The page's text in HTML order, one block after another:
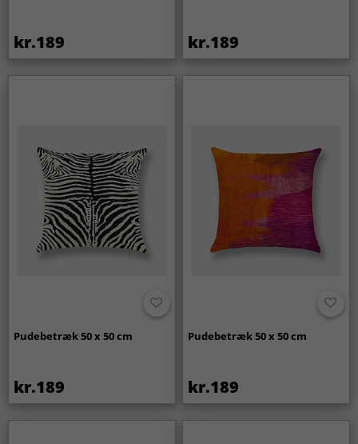
kr.189 kr.189
Pudebetræk 50 x 50 cm
kr.189
Pudebetræk 50 x 50 cm
kr.189